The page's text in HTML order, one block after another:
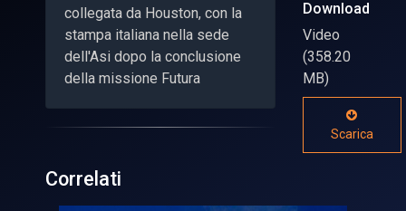
collegata da Houston, con la
stampa italiana nella sede
dell'Asi dopo la conclusione
della missione Futura
Download
Video
(358.20
MB)
Scarica
Correlati